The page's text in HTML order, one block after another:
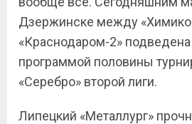
Дзержинске между
«Краснодаром-2» подведена
программой половины
«Серебро» второй лиги.
Липецкий «Металлург»